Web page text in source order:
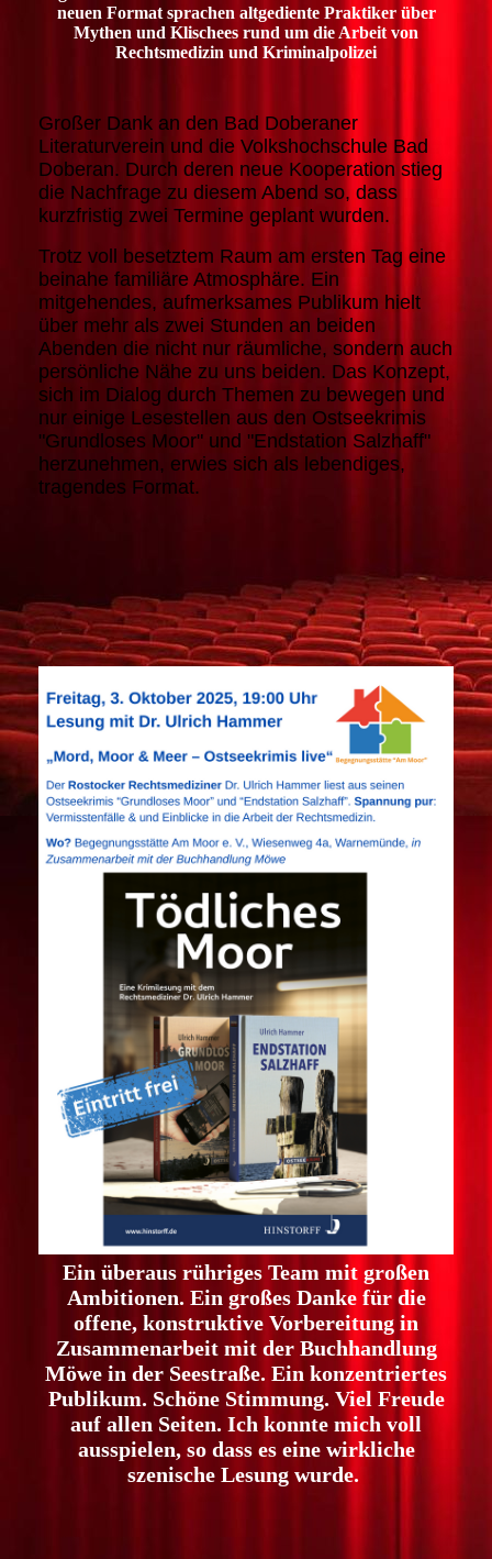
neuen Format sprachen altgediente Praktiker über
Mythen und Klischees rund um die Arbeit von
Rechtsmedizin und Kriminalpolizei
Großer Dank an den Bad Doberaner
Literaturverein und die Volkshochschule Bad
Doberan. Durch deren neue Kooperation stieg
die Nachfrage zu diesem Abend so, dass
kurzfristig zwei Termine geplant wurden.
Trotz voll besetztem Raum am ersten Tag eine
beinahe familiäre Atmosphäre. Ein
mitgehendes, aufmerksames Publikum hielt
über mehr als zwei Stunden an beiden
Abenden die nicht nur räumliche, sondern auch
persönliche Nähe zu uns beiden. Das Konzept,
sich im Dialog durch Themen zu bewegen und
nur einige Lesestellen aus den Ostseekrimis
"Grundloses Moor" und "Endstation Salzhaff"
herzunehmen, erwies sich als lebendiges,
tragendes Format.
Ein überaus rühriges Team mit großen
Ambitionen. Ein großes Danke für die
offene, konstruktive Vorbereitung in
Zusammenarbeit mit der Buchhandlung
Möwe in der Seestraße. Ein konzentriertes
Publikum. Schöne Stimmung. Viel Freude
auf allen Seiten. Ich konnte mich voll
ausspielen, so dass es eine wirkliche
szenische Lesung wurde.